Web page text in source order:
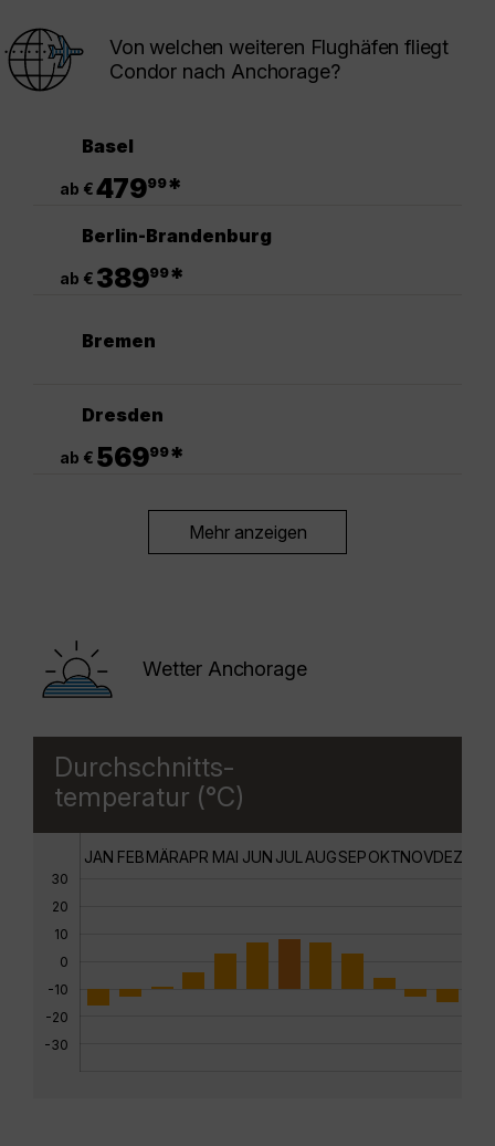
Von welchen weiteren Flughäfen fliegt
Condor nach Anchorage?
Basel
ab €47999*
Berlin-Brandenburg
ab € 38999*
Bremen
Dresden
ab € 56999*
Mehr anzeigen
Wetter Anchorage
Durchschnitts-
temperatur (°C)
30
20
10
0
-10
-20
-30
JAN FEBMÄRAPR MAI JUN JUL AUGSEPOKTNOVDEZ